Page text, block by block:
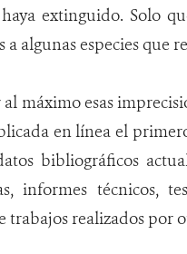
haya extinguido. Solo
a algunas especies que
máximo esas
en línea el
bibliográficos
informes técnicos,
trabajos realizados por